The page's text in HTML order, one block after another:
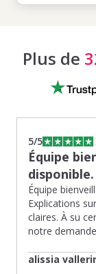
Plus de
5/5
Équipe
disponible.
Équipe
Explications
claires. À su
notre
alissia